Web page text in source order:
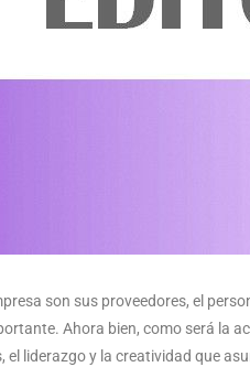
son sus proveedores, el
Ahora bien, como será la
liderazgo y la creatividad que